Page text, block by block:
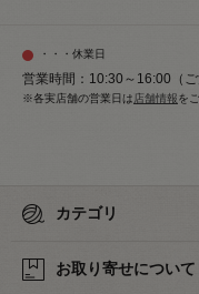
・・・休業日
営業時間：10:30～16:00（ご
※各実店舗の営業日は店舗情報を
カテゴリ
お取り寄せについて